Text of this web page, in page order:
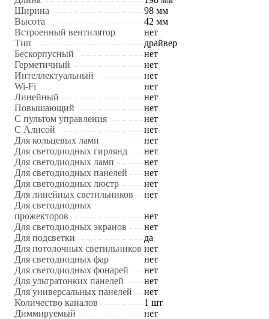
Ширина
98 мм
Высота
42 мм
Встроенный вентилятор
нет
Тип
драйвер
Бескорпусный
нет
Герметичный
нет
Интеллектуальный
нет
Wi-Fi
нет
Линейный
нет
Повышающий
нет
С пультом управления
нет
С Алисой
нет
Для кольцевых ламп
нет
Для светодиодных гирлянд
нет
Для светодиодных ламп
нет
Для светодиодных панелей
нет
Для светодиодных люстр
нет
Для линейных светильников
нет
Для светодиодных
прожекторов
нет
Для светодиодных экранов
нет
Для подсветки
да
Для потолочных светильников нет
Для светодиодных фар
нет
Для светодиодных фонарей
нет
Для ультратонких панелей
нет
Для универсальных панелей
нет
Количество каналов
1 шт
Диммируемый
нет